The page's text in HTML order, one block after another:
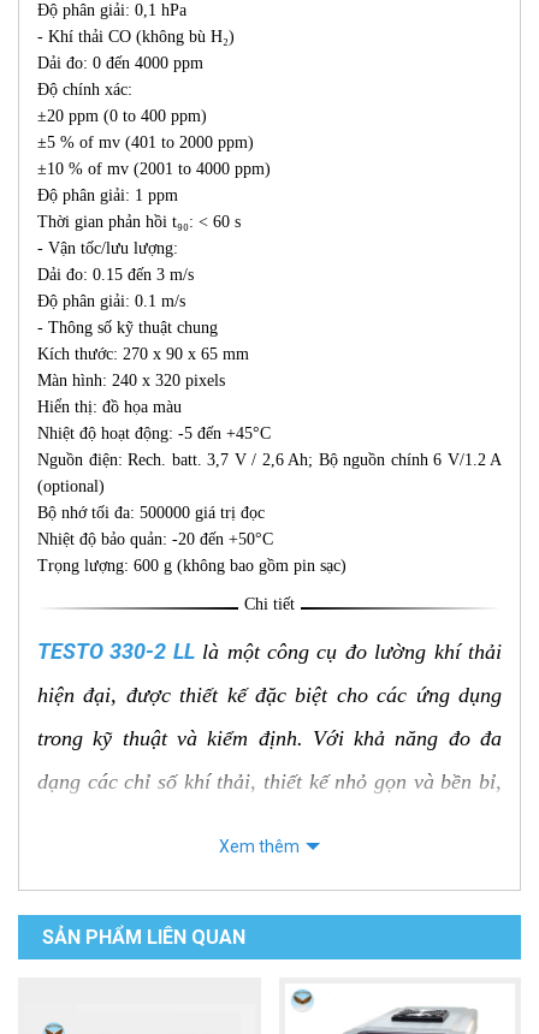
Độ phân giải: 0,1 hPa
- Khí thải CO (không bù H₂)
Dải đo: 0 đến 4000 ppm
Độ chính xác:
±20 ppm (0 to 400 ppm)
±5 % of mv (401 to 2000 ppm)
±10 % of mv (2001 to 4000 ppm)
Độ phân giải: 1 ppm
Thời gian phản hồi t₉₀: < 60 s
- Vận tốc/lưu lượng:
Dải đo: 0.15 đến 3 m/s
Độ phân giải: 0.1 m/s
- Thông số kỹ thuật chung
Kích thước: 270 x 90 x 65 mm
Màn hình: 240 x 320 pixels
Hiển thị: đồ họa màu
Nhiệt độ hoạt động: -5 đến +45°C
Nguồn điện: Rech. batt. 3,7 V / 2,6 Ah; Bộ nguồn chính 6 V/1.2 A
(optional)
Bộ nhớ tối đa: 500000 giá trị đọc
Nhiệt độ bảo quản: -20 đến +50°C
Trọng lượng: 600 g (không bao gồm pin sạc)
Chi tiết
TESTO 330-2 LLlà một công cụ đo lường khí thải
hiện đại, được thiết kế đặc biệt cho các ứng dụng
trong kỹ thuật và kiểm định. Với khả năng đo đa
dạng các chỉ số khí thải, thiết kế nhỏ gọn và bền bỉ,
kiểm tra chất lượng khí thải, hiệu suất đốt cháy của
các thiết bị như lò hơi, động cơ đốt trong, hệ thống
Xem thêm
SẢN PHẨM LIÊN QUAN